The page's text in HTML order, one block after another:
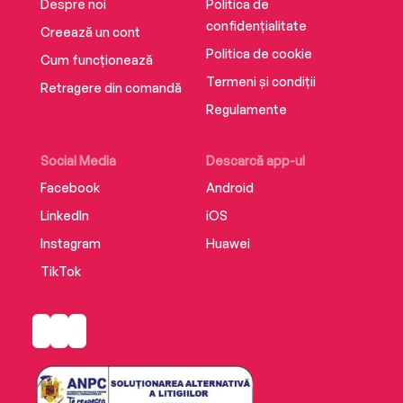
31. Povestea lui Niță lăudărosul (Poveste
meglenoromână)
32. Daurita (Poveste istroromână)
33. Moşneagul şi ciobotarul (Poveste
istroromână)
Toate drepturile prezentei editii sunt rezervate
Editurii Cuantic
Despre noi
Creează un cont
Cum funcționează
Retragere din comandă
Social Media
Facebook
LinkedIn
Instagram
TikTok
Descarcă app-ul
Android
iOS
Huawei
Politica de
confidențialitate
Politica de cookie
Termeni și condiții
Regulamente